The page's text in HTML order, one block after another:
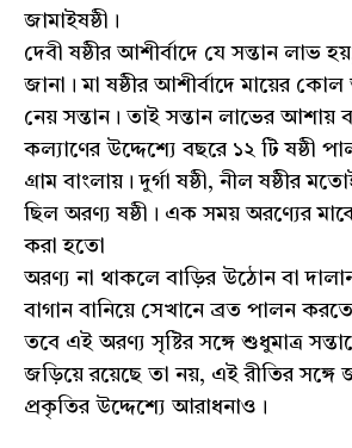
জামাইষষ্ঠী।
দেবী ষষ্ঠীর আশীর্বাদে যে সন্তান লাভ
জানা। মা ষষ্ঠীর আশীর্বাদে মায়ের
নেয় সন্তান। তাই সন্তান লাভের আশায়
কল্যাণের উদ্দেশ্যে বছরে ১২ টি ষষ্ঠী
গ্রাম বাংলায়। দুর্গা ষষ্ঠী, নীল ষষ্ঠীর
ছিল অরণ্য ষষ্ঠী। এক সময় অরণ্যের
করা হতো
অরণ্য না থাকলে বাড়ির উঠোন বা
বাগান বানিয়ে সেখানে ব্রত পালন
তবে এই অরণ্য সৃষ্টির সঙ্গে শুধুমাত্র
জড়িয়ে রয়েছে তা নয়, এই রীতির সঙ্গে
প্রকৃতির উদ্দেশ্যে আরাধনাও।